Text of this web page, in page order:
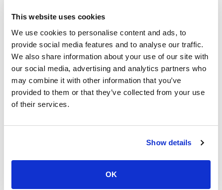
This website uses cookies
We use cookies to personalise content and ads, to
provide social media features and to analyse our traffic.
We also share information about your use of our site with
our social media, advertising and analytics partners who
may combine it with other information that you’ve
provided to them or that they’ve collected from your use
of their services.
Show details
OK
Meeting Point Highlights